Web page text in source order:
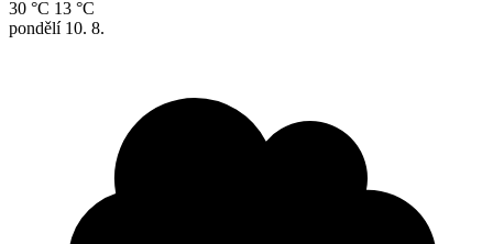
30 °C 13 °C
pondělí 10. 8.